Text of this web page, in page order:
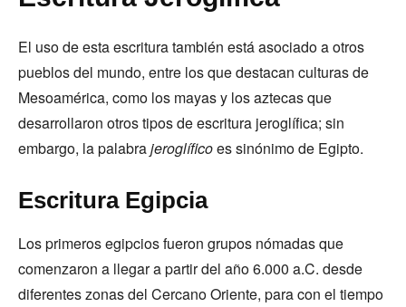
El uso de esta escritura también está asociado a otros
pueblos del mundo, entre los que destacan culturas de
Mesoamérica, como los mayas y los aztecas que
desarrollaron otros tipos de escritura jeroglífica; sin
embargo, la palabrajeroglíficoes sinónimo de Egipto.
Escritura Egipcia
Los primeros egipcios fueron grupos nómadas que
comenzaron a llegar a partir del año 6.000 a.C. desde
diferentes zonas del Cercano Oriente, para con el tiempo